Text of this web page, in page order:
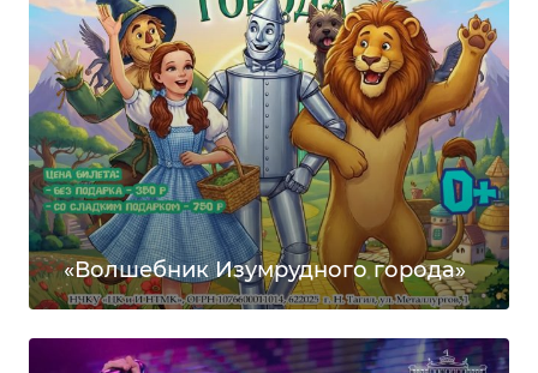
«Волшебник Изумрудного города»